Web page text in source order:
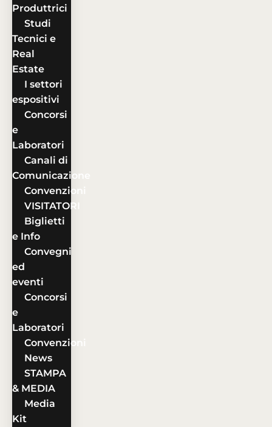
Produttrici
Studi
Tecnici e
Real
Estate
I settori
espositivi
Concorsi
e
Laboratori
Canali di
Comunicazione
Convenzioni
VISITATORI
Biglietti
e Info
Convegni
ed
eventi
Concorsi
e
Laboratori
Convenzioni
News
STAMPA
& MEDIA
Media
Kit